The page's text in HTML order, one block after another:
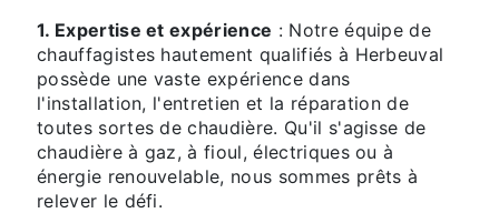
1. Expertise et expérience : Notre équipe de
chauffagistes hautement qualifiés à Herbeuval
possède une vaste expérience dans
l'installation, l'entretien et la réparation de
toutes sortes de chaudière. Qu'il s'agisse de
chaudière à gaz, à fioul, électriques ou à
énergie renouvelable, nous sommes prêts à
relever le défi.